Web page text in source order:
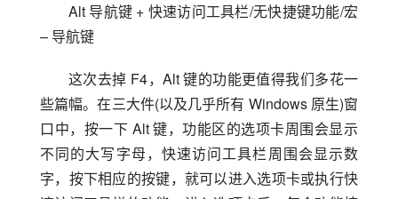
Alt 导航键 + 快速访问工具栏/无快捷键功能/宏
– 导航键
这次去掉 F4，Alt 键的功能更值得我们多花一
些篇幅。在三大件(以及几乎所有 Windows 原生)窗
口中，按一下 Alt 键，功能区的选项卡周围会显示
不同的大写字母，快速访问工具栏周围会显示数
字，按下相应的按键，就可以进入选项卡或执行快